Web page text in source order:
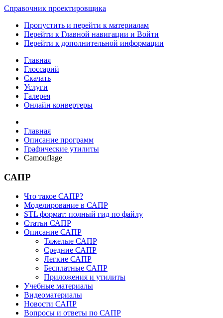
Справочник проектировщика
Пропустить и перейти к материалам
Перейти к Главной навигации и Войти
Перейти к дополнительной информации
Главная
Глоссарий
Скачать
Услуги
Галерея
Онлайн конвертеры
Главная
Описание программ
Графические утилиты
Camouflage
САПР
Что такое САПР?
Моделирование в САПР
STL формат: полный гид по файлу
Статьи САПР
Описание САПР
Тяжелые САПР
Средние САПР
Легкие САПР
Бесплатные САПР
Приложения и утилиты
Учебные материалы
Видеоматериалы
Новости САПР
Вопросы и ответы по САПР